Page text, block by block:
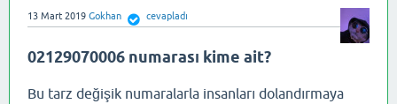
13 Mart 2019 Gokhan cevapladı
02129070006 numarası kime ait?
Bu tarz değişik numaralarla insanları dolandırmaya